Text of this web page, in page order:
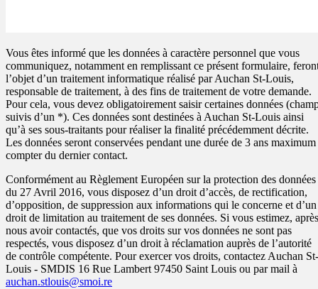
Vous êtes informé que les données à caractère personnel que vous
communiquez, notamment en remplissant ce présent formulaire,
l’objet d’un traitement informatique réalisé par Auchan St-Louis,
responsable de traitement, à des fins de traitement de votre demande.
Pour cela, vous devez obligatoirement saisir certaines données
suivis d’un *). Ces données sont destinées à Auchan St-Louis ainsi
qu’à ses sous-traitants pour réaliser la finalité précédemment décrite.
Les données seront conservées pendant une durée de 3 ans maximum
compter du dernier contact.
Conformément au Règlement Européen sur la protection des données
du 27 Avril 2016, vous disposez d’un droit d’accès, de rectification,
d’opposition, de suppression aux informations qui le concerne et d’un
droit de limitation au traitement de ses données. Si vous estimez, après
nous avoir contactés, que vos droits sur vos données ne sont pas
respectés, vous disposez d’un droit à réclamation auprès de l’autorité
de contrôle compétente. Pour exercer vos droits, contactez Auchan St-
Louis - SMDIS 16 Rue Lambert 97450 Saint Louis ou par mail à
auchan.stlouis@smoi.re